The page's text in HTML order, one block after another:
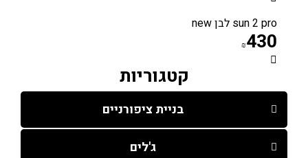
קטגוריות
בניית ציפורניים
ג'לים
sun 2 pro לבן new
₪430